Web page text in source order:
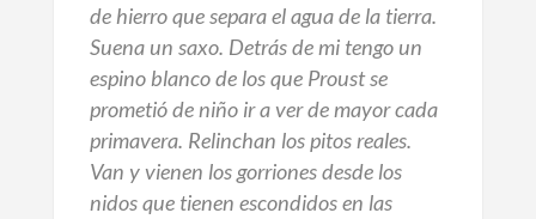
de hierro que separa el agua de la tierra.
Suena un saxo. Detrás de mi tengo un
espino blanco de los que Proust se
prometió de niño ir a ver de mayor cada
primavera. Relinchan los pitos reales.
Van y vienen los gorriones desde los
nidos que tienen escondidos en las